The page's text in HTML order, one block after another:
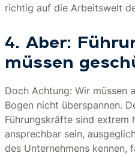
richtig auf die Arbeitswelt
4. Aber:
müssen
Doch Achtung: Wir müssen
Bogen nicht überspannen.
Führungskräfte sind extrem
ansprechbar sein,
des Unternehmens kennen,